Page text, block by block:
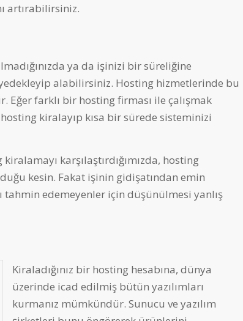
artırabilirsiniz.
ya da işinizi bir süreliğine
alabilirsiniz. Hosting hizmetlerinde bu
farklı bir hosting firması ile çalışmak
kiralayıp kısa bir sürede sisteminizi
karşılaştırdığımızda, hosting
kesin. Fakat işinin gidişatından emin
tahmin edemeyenler için düşünülmesi yanlış
Kiraladığınız bir hosting hesabına, dünya
üzerinde icad edilmiş bütün yazılımları
kurmanız mümkündür. Sunucu ve yazılım